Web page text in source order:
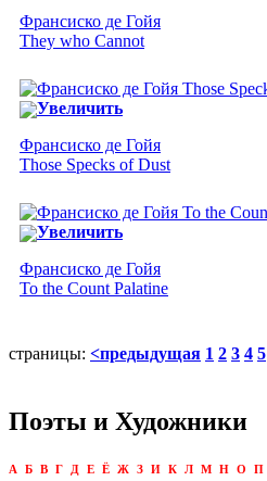
Франсиско де Гойя
They who Cannot
Увеличить
Франсиско де Гойя
Those Specks of Dust
Увеличить
Франсиско де Гойя
To the Count Palatine
страницы: <предыдущая 1 2 3 4 5
Поэты и Художники
А Б В Г Д Е Ё Ж З И К Л М Н О П